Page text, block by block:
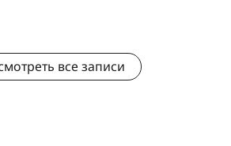
все записи